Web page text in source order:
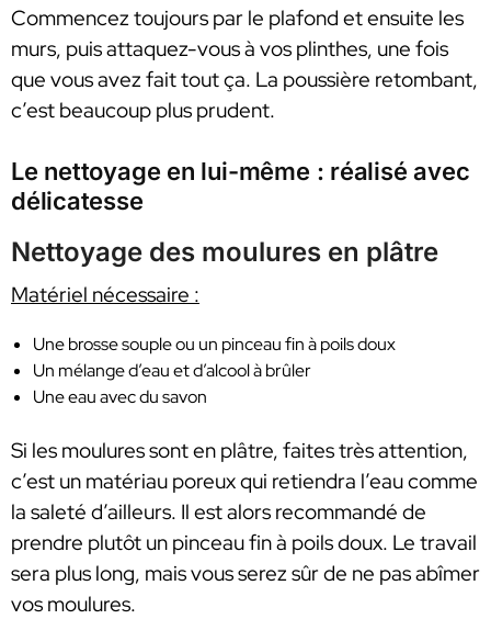
Commencez toujours par le plafond et ensuite les
murs, puis attaquez-vous à vos plinthes, une fois
que vous avez fait tout ça. La poussière retombant,
c’est beaucoup plus prudent.
Le nettoyage en lui-même : réalisé avec
délicatesse
Nettoyage des moulures en plâtre
Matériel nécessaire :
Une brosse souple ou un pinceau fin à poils doux
Un mélange d’eau et d’alcool à brûler
Une eau avec du savon
Si les moulures sont en plâtre, faites très attention,
c’est un matériau poreux qui retiendra l’eau comme
la saleté d’ailleurs. Il est alors recommandé de
prendre plutôt un pinceau fin à poils doux. Le travail
sera plus long, mais vous serez sûr de ne pas abîmer
vos moulures.